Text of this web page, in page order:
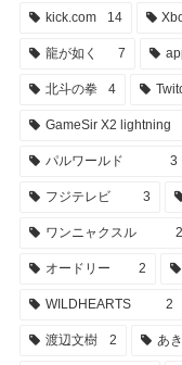
kick.com 14
龍が如く 7
北斗の拳 4
GameSir X2 lightning
パルワールド 3
フジテレビ 3
ワンニャクスル 2
オードリー 2
WILDHEARTS 2
渡辺文樹 2 あ